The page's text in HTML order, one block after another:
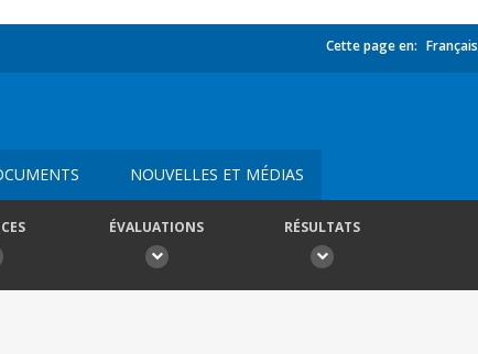
Cette page en: Français
NOUVELLES ET MÉDIAS
ÉVALUATIONS RÉSULTATS